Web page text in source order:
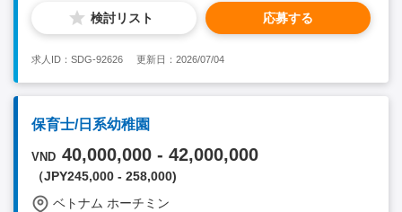
園教諭免許または保育士免許をお持ちの方 ■幼稚園教諭としての
実務経験目安3年以上 ■語学力不問 ◎開園して数年の新しい幼稚
好きで教育に携わってみたい、ベトナムで自分の力で試してみた
いという方のご応募お待ちしております。
検討リスト 応募する
求人ID：SDG-92626 更新日：2026/07/04
保育士/日系幼稚園
VND 40,000,000 - 42,000,000
（JPY245,000 - 258,000)
ベトナム ホーチミン